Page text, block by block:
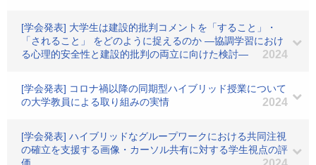
[学会発表] 大学生は建設的批判コメントを「すること」・
「されること」 をどのように捉えるのか ―協調学習におけ
る心理的安全性と建設的批判の両立に向けた検討―
2024
[学会発表] コロナ禍以降の同期型ハイブリッド授業について
の大学教員による取り組みの実情
2024
[学会発表] ハイブリッドなグループワークにおける共同注視
の確立を支援する画像・カーソル共有に対する学生視点の評